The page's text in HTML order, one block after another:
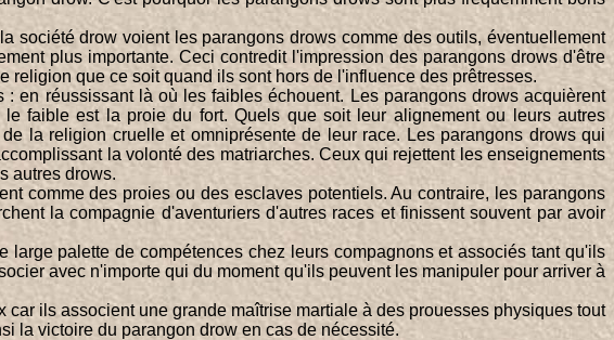
société drow voient les parangons drows comme des outils, éventuellement
plus importante. Ceci contredit l'impression des parangons drows d'être
religion que ce soit quand ils sont hors de l'influence des prêtresses.
en réussissant là où les faibles échouent. Les parangons drows acquièrent
faible est la proie du fort. Quels que soit leur alignement ou leurs autres
la religion cruelle et omniprésente de leur race. Les parangons drows qui
la volonté des matriarches. Ceux qui rejettent les enseignements
autres drows.
comme des proies ou des esclaves potentiels. Au contraire, les parangons
la compagnie d'aventuriers d'autres races et finissent souvent par avoir
palette de compétences chez leurs compagnons et associés tant qu'ils
avec n'importe qui du moment qu'ils peuvent les manipuler pour arriver à
ils associent une grande maîtrise martiale à des prouesses physiques tout
la victoire du parangon drow en cas de nécessité.